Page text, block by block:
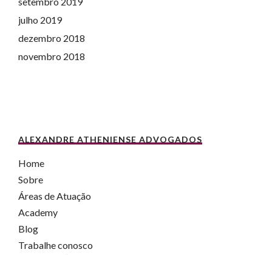
julho 2019
dezembro 2018
novembro 2018
ALEXANDRE ATHENIENSE ADVOGADOS
Home
Sobre
Áreas de Atuação
Academy
Blog
Trabalhe conosco